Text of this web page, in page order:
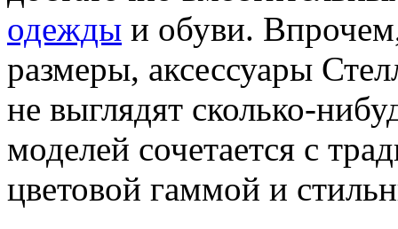
одежды и обуви.
размеры, аксессуары
не выглядят сколько-
моделей сочетается с
цветовой гаммой и